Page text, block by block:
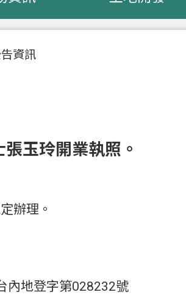
資訊
玉玲開業執照。
辦理。
內地登字第028232號